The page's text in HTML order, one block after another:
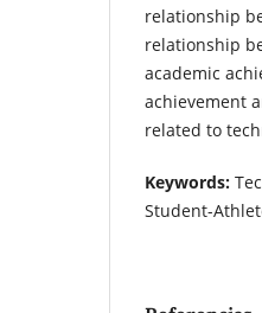
relationship
relationship
academic
achievement
related to
Keywords:
Student-